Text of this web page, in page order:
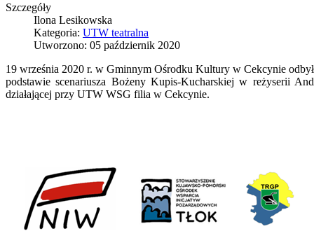
Szczegóły
Ilona Lesikowska
Kategoria: UTW teatralna
Utworzono: 05 październik 2020
19 września 2020 r. w Gminnym Ośrodku Kultury w Cekcynie
podstawie scenariusza Bożeny Kupis-Kucharskiej w reżyserii
działającej przy UTW WSG filia w Cekcynie.